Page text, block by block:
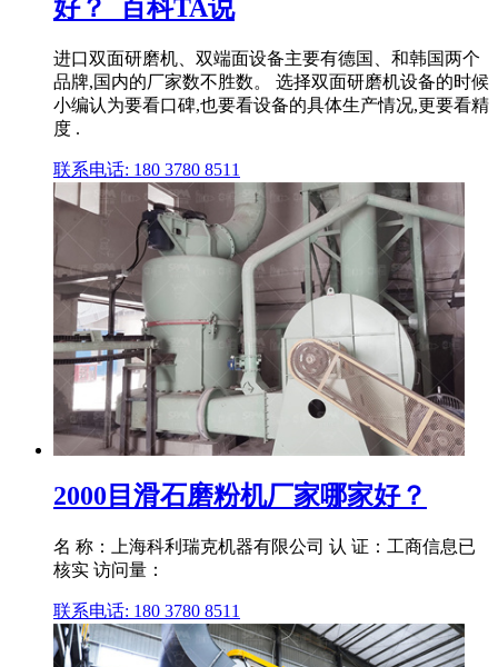
好？_百科TA说
进口双面研磨机、双端面设备主要有德国、和韩国两个
品牌,国内的厂家数不胜数。 选择双面研磨机设备的时候
小编认为要看口碑,也要看设备的具体生产情况,更要看精
度 .
联系电话: 180 3780 8511
2000目滑石磨粉机厂家哪家好？
名 称：上海科利瑞克机器有限公司 认 证：工商信息已
核实 访问量：
联系电话: 180 3780 8511